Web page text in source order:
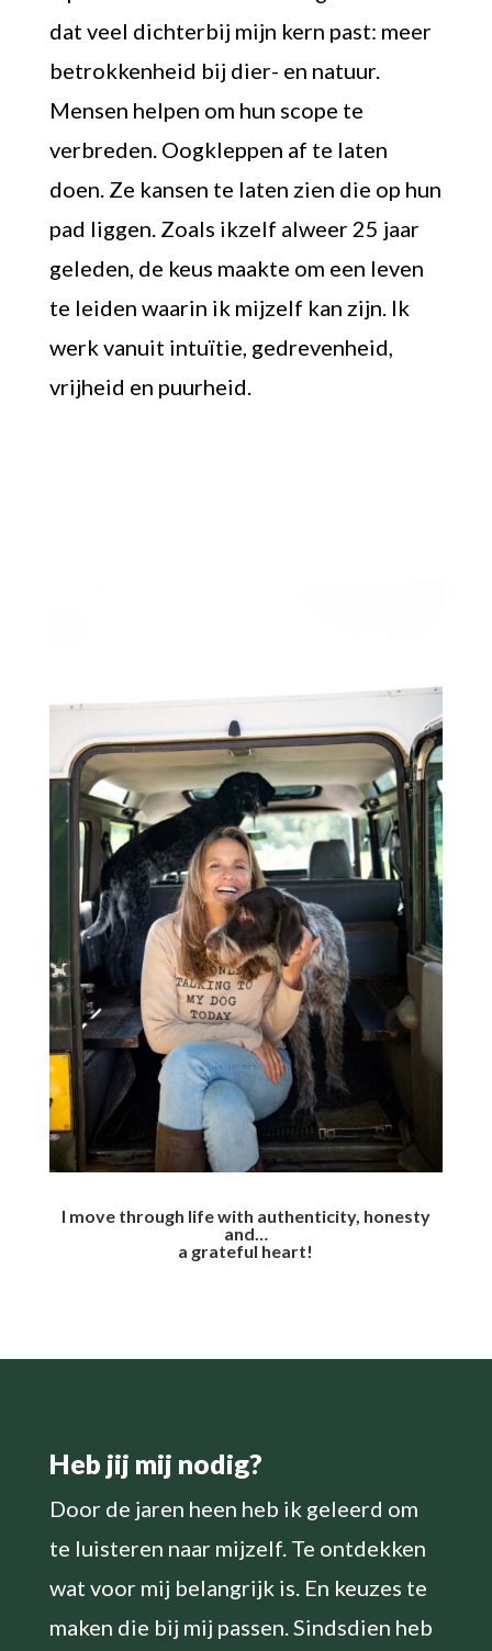
dat veel dichterbij mijn kern past: meer
betrokkenheid bij dier- en natuur.
Mensen helpen om hun scope te
verbreden. Oogkleppen af te laten
doen. Ze kansen te laten zien die op hun
pad liggen. Zoals ikzelf alweer 25 jaar
geleden, de keus maakte om een leven
te leiden waarin ik mijzelf kan zijn. Ik
werk vanuit intuïtie, gedrevenheid,
vrijheid en puurheid.
I move through life with authenticity, honesty
and…
a grateful heart!
Heb jij mij nodig?
Door de jaren heen heb ik geleerd om
te luisteren naar mijzelf. Te ontdekken
wat voor mij belangrijk is. En keuzes te
maken die bij mij passen. Sindsdien heb